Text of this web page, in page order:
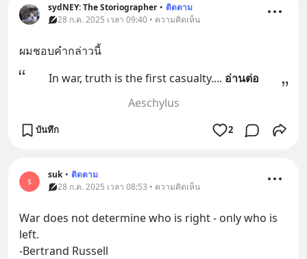
sydNEY: The Storiographer • ติดตาม
28 ก.ค. 2025 เวลา 09:40 • ความคิดเห็น
ผมชอบคำกล่าวนี้
In war, truth is the first casualty.... อ่านต่อ
Aeschylus
บันทึก 2
s
suk • ติดตาม
28 ก.ค. 2025 เวลา 08:53 • ความคิดเห็น
War does not determine who is right - only who is
left.
-Bertrand Russell